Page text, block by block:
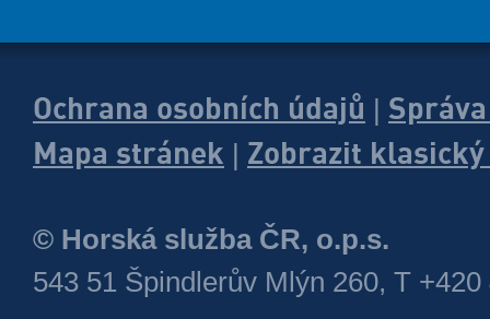
Ochrana osobních údajů
Mapa stránek
Zobrazit
© Horská služba ČR, o.p.s.
543 51 Špindlerův Mlýn 260, T +420